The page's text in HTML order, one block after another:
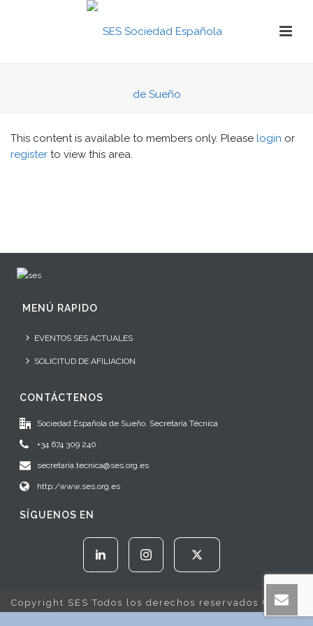
This content is available to members only. Please login or
register to view this area.
MENÚ RAPIDO
EVENTOS SES ACTUALES
SOLICITUD DE AFILIACION
CONTÁCTENOS
Sociedad Española de Sueño. Secretaría Técnica
+34 674 309 240
secretaria.tecnica@ses.org.es
http:/www.ses.org.es
SÍGUENOS EN
Copyright SES Todos los derechos reservados © 2022